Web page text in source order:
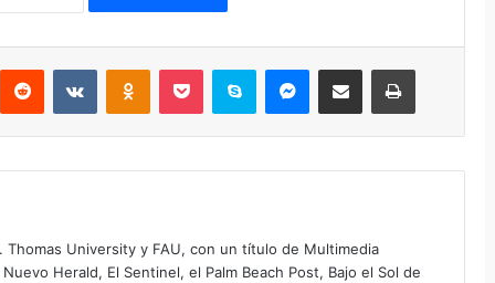
Thomas University y FAU, con un título de Multimedia
Herald, El Sentinel, el Palm Beach Post, Bajo el Sol de